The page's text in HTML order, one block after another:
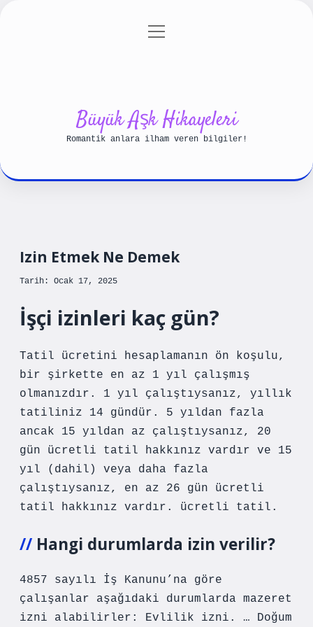
Gizlilik Politikası
menüyü
Büyük Aşk Hikayeleri
Romantik anlara ilham veren bilgiler!
Izin Etmek Ne Demek
Tarih: Ocak 17, 2025
İşçi izinleri kaç gün?
Tatil ücretini hesaplamanın ön koşulu,
bir şirkette en az 1 yıl çalışmış
olmanızdır. 1 yıl çalıştıysanız, yıllık
tatiliniz 14 gündür. 5 yıldan fazla
ancak 15 yıldan az çalıştıysanız, 20
gün ücretli tatil hakkınız vardır ve 15
yıl (dahil) veya daha fazla
çalıştıysanız, en az 26 gün ücretli
tatil hakkınız vardır. ücretli tatil.
Hangi durumlarda izin verilir?
4857 sayılı İş Kanunu’na göre
çalışanlar aşağıdaki durumlarda mazeret
izni alabilirler: Evlilik izni. … Doğum